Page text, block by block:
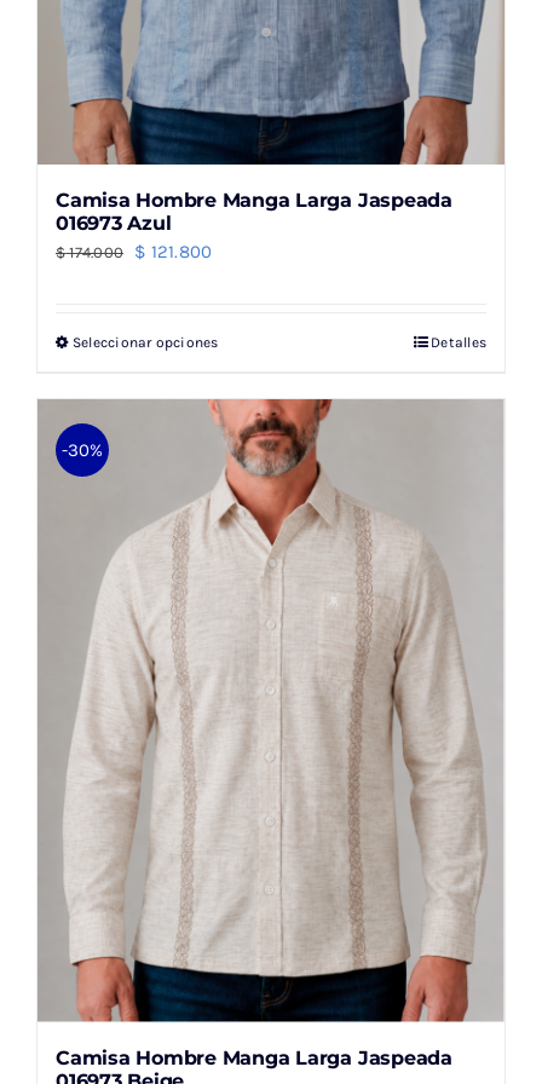
Camisa Hombre Manga Larga Jaspeada
016973 Azul
$174.000
El
era:
$ 121.800
es:
Seleccionar opcionesEste
tiene
múltiples
variantes.
Las
opciones
pueden
en
la
página
de
producto
Detalles
-30%
Camisa Hombre Manga Larga Jaspeada